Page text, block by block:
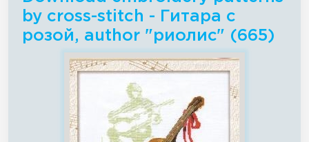
by cross-stitch - Гитара с
розой, author "риолис" (665)